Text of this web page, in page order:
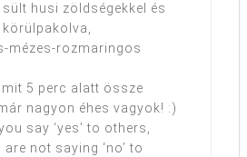
sült husi zöldségekkel és
mézes-rozmaringos
5 perc alatt össze
nagyon éhes vagyok! :)
say ‘yes’ to others,
not saying ‘no’ to